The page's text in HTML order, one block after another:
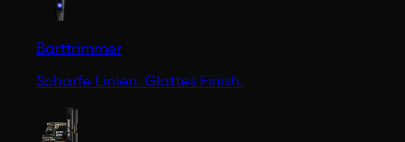
Barttrimmer
Scharfe Linien. Glattes Finish.